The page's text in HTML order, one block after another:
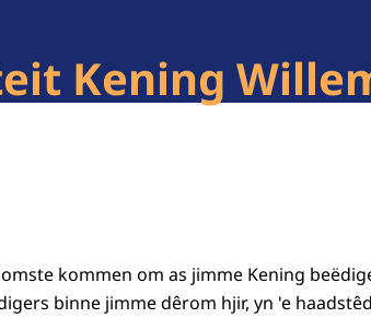
Kening
kommen om as jimme Kening
binne jimme dêrom hjir, yn 'e